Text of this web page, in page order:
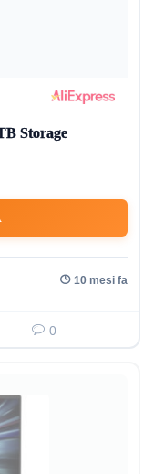
Storage
10 mesi fa
0